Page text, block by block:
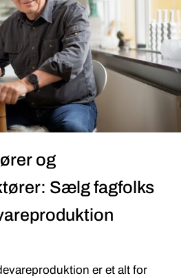
og
Sælg fagfolks
er et alt for